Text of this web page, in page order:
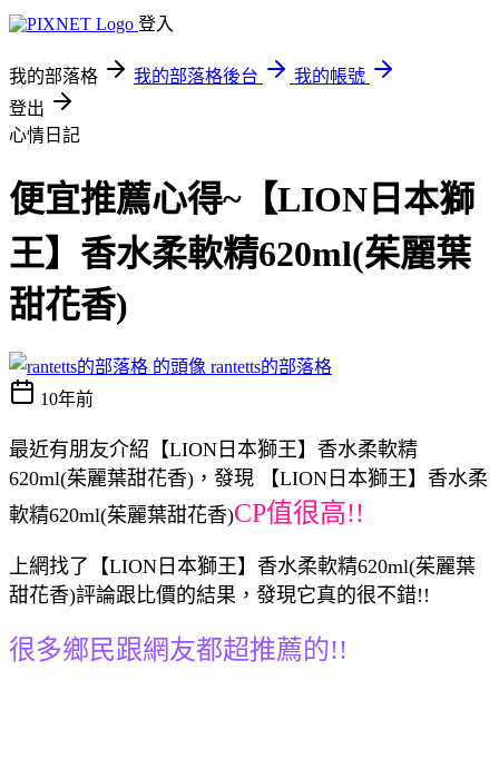
登入
我的部落格 我的部落格後台
我的帳號
登出
心情日記
便宜推薦心得~【LION日本獅
王】香水柔軟精620ml(茱麗葉
甜花香)
rantetts的部落格
10年前
最近有朋友介紹【LION日本獅王】香水柔軟精
620ml(茱麗葉甜花香)，發現 【LION日本獅王】香水柔
軟精620ml(茱麗葉甜花香)CP值很高!!
上網找了【LION日本獅王】香水柔軟精620ml(茱麗葉
甜花香)評論跟比價的結果，發現它真的很不錯!!
很多鄉民跟網友都超推薦的!!